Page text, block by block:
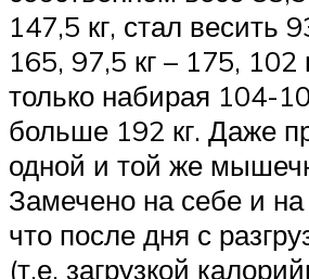
147,5 кг, стал весить
165, 97,5 кг – 175, 102
только набирая 104-
больше 192 кг. Даже
одной и той же
Замечено на себе и на
что после дня с
(т.е. загрузкой